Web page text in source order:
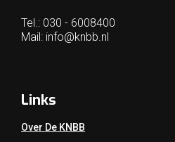
Tel.: 030 - 6008400
Mail: info@knbb.nl
Links
Over De KNBB